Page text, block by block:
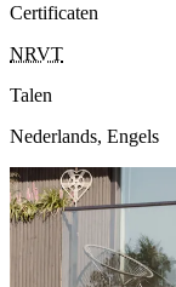
Certificaten
NRVT
Talen
Nederlands, Engels